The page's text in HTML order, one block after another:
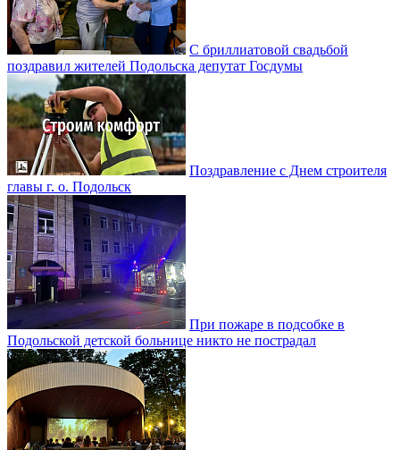
С бриллиатовой свадьбой
поздравил жителей Подольска депутат Госдумы
Поздравление с Днем строителя
главы г. о. Подольск
При пожаре в подсобке в
Подольской детской больнице никто не пострадал